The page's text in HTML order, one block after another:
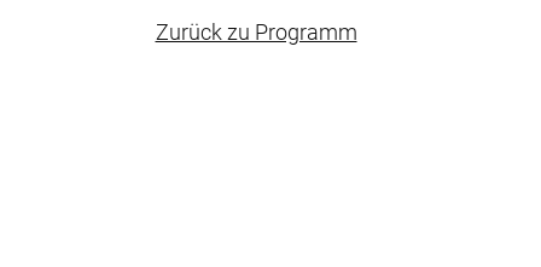
Zurück zu Programm